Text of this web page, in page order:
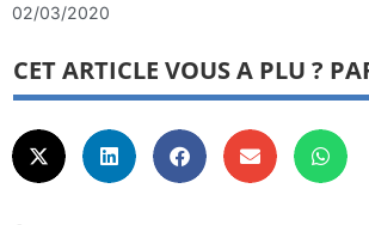
02/03/2020
CET ARTICLE VOUS A PLU ?